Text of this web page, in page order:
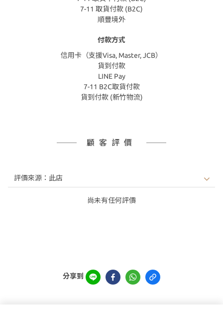
7-11 取貨付款 (B2C)
順豐境外
付款方式
信用卡（支援Visa, Master, JCB）
貨到付款
LINE Pay
7-11 B2C取貨付款
貨到付款 (新竹物流)
顧客評價
尚未有任何評價
分享到